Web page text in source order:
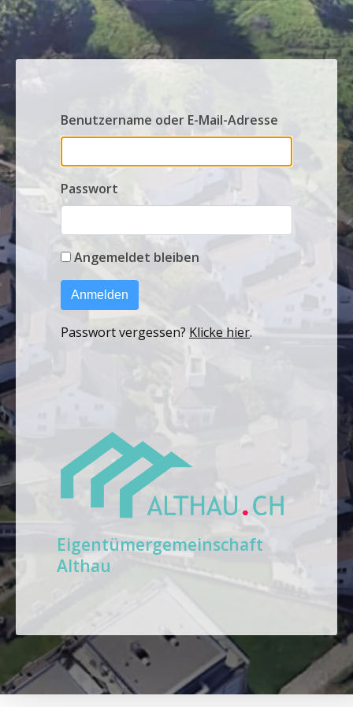
Benutzername oder E-Mail-Adresse
Passwort
Angemeldet bleiben
Anmelden
Passwort vergessen? Klicke hier.
Eigentümergemeinschaft
Althau